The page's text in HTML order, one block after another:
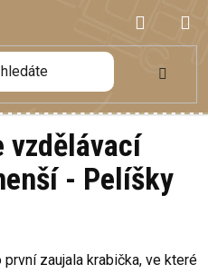
KOŠÍK
vzdělávací
- Pelíšky
první zaujala krabička, ve které